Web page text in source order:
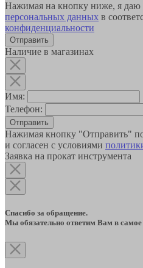
Нажимая на кнопку ниже, я даю
персональных данных в
конфиденциальности
Наличие в магазинах
Имя:
Телефон:
Отправить
Нажимая кнопку "Отправить"
и согласен с условиями
Заявка на прокат инструмента
Спасибо за обращение.
Мы обязательно ответим Вам в